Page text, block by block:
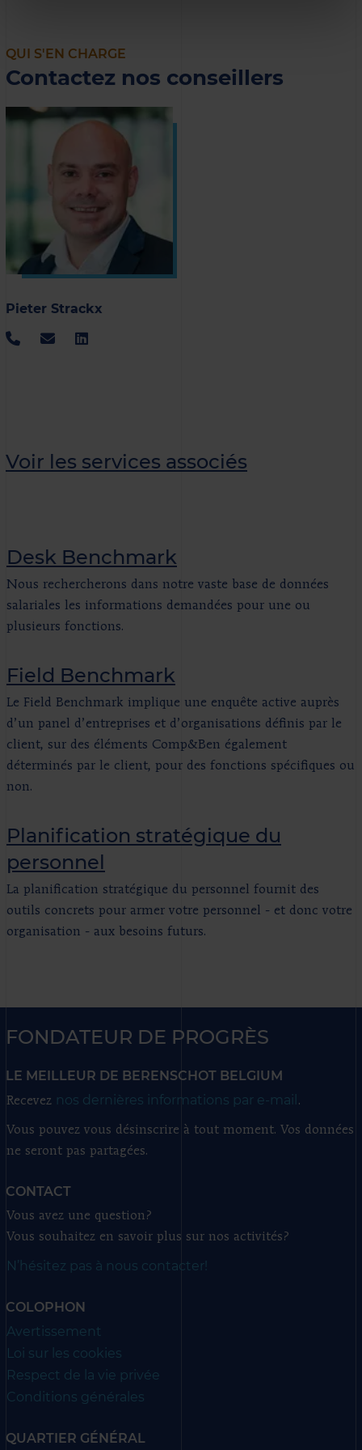
QUI S'EN CHARGE
Contactez nos conseillers
Pieter Strackx
Voir les services associés
Desk Benchmark
Nous rechercherons dans notre vaste base de données
salariales les informations demandées pour une ou
plusieurs fonctions.
Field Benchmark
Le Field Benchmark implique une enquête active auprès
d’un panel d’entreprises et d’organisations définis par le
client, sur des éléments Comp&Ben également
déterminés par le client, pour des fonctions spécifiques ou
non.
Planification stratégique du
personnel
La planification stratégique du personnel fournit des
outils concrets pour armer votre personnel - et donc votre
organisation - aux besoins futurs.
FONDATEUR DE PROGRÈS
LE MEILLEUR DE BERENSCHOT BELGIUM
Recevez nos dernières informations par e-mail .
Vous pouvez vous désinscrire à tout moment. Vos données
ne seront pas partagées.
CONTACT
Vous avez une question?
Vous souhaitez en savoir plus sur nos activités?
N’hésitez pas à nous contacter!
COLOPHON
Avertissement
Loi sur les cookies
Respect de la vie privée
Conditions générales
QUARTIER GÉNÉRAL